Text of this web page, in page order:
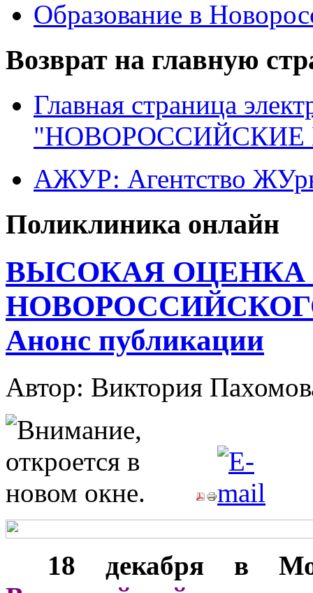
Образование в
Возврат на главную
Главная страница
"НОВОРОССИЙСКИЕ
АЖУР: Агентство
Поликлиника онлайн
ВЫСОКАЯ ОЦЕНКА
Анонс публикации
Автор: Виктория
18 декабря в